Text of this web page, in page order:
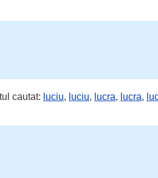
cautat: luciu, luciu, lucra, lucra,